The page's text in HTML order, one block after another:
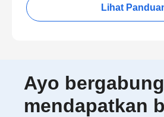
Lihat
Ayo
mendapatkan